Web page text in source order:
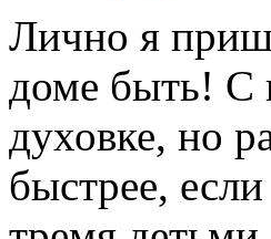
Лично я
доме быть! С
духовке, но
быстрее,